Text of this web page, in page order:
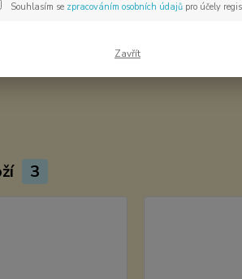
3
Souhlasím se zpracováním osobních údajůpro účely
Zavřít